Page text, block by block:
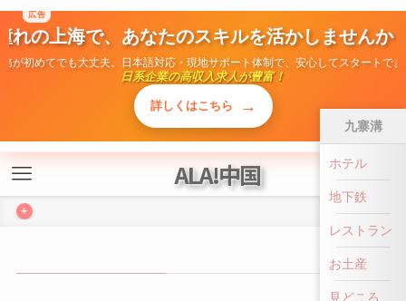
広告
れの上海で、あなたのスキルを活かしませんか
が初めてでも大丈夫。日本語対応・現地サポート体制で、安心してスタートで
日系企業の高収入求人が豊富！
詳しくはこちら →
ALA!中国
樹正群海
九寨溝
ホテル
地下鉄
レストラン
お土産
見どころ